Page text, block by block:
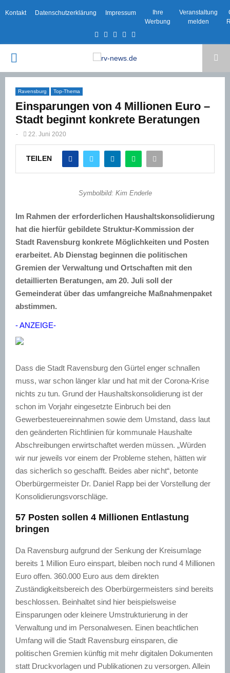
Kontakt Datenschutzerklärung Impressum
Ihre
Werbung
Veranstaltung
melden
Facebook
TwitterInstagram
Email
PRIMARY
MENU
Ravensburg Top-Thema
Einsparungen von 4 Millionen Euro –
Stadt beginnt konkrete Beratungen
- 22. Juni 2020
TEILEN
Symbolbild: Kim Enderle
Im Rahmen der erforderlichen Haushaltskonsolidierung
hat die hierfür gebildete Struktur-Kommission der
Stadt Ravensburg konkrete Möglichkeiten und Posten
erarbeitet. Ab Dienstag beginnen die politischen
Gremien der Verwaltung und Ortschaften mit den
detaillierten Beratungen, am 20. Juli soll der
Gemeinderat über das umfangreiche Maßnahmenpaket
abstimmen.
- ANZEIGE-
Dass die Stadt Ravensburg den Gürtel enger schnallen
muss, war schon länger klar und hat mit der Corona-Krise
nichts zu tun. Grund der Haushaltskonsolidierung ist der
schon im Vorjahr eingesetzte Einbruch bei den
Gewerbesteuereinnahmen sowie dem Umstand, dass laut
den geänderten Richtlinien für kommunale Haushalte
Abschreibungen erwirtschaftet werden müssen. „Würden
wir nur jeweils vor einem der Probleme stehen, hätten wir
das sicherlich so geschafft. Beides aber nicht“, betonte
Oberbürgermeister Dr. Daniel Rapp bei der Vorstellung der
Konsolidierungsvorschläge.
57 Posten sollen 4 Millionen Entlastung
bringen
Da Ravensburg aufgrund der Senkung der Kreisumlage
bereits 1 Million Euro einspart, bleiben noch rund 4 Millionen
Euro offen. 360.000 Euro aus dem direkten
Zuständigkeitsbereich des Oberbürgermeisters sind bereits
beschlossen. Beinhaltet sind hier beispielsweise
Einsparungen oder kleinere Umstrukturierung in der
Verwaltung und im Personalwesen. Einen beachtlichen
Umfang will die Stadt Ravensburg einsparen, die
politischen Gremien künftig mit mehr digitalen Dokumenten
statt Druckvorlagen und Publikationen zu versorgen. Allein